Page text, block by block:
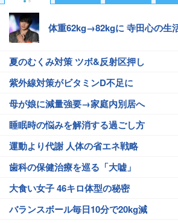
体重62kg→82kgに 寺田心の生
夏のむくみ対策 ツボ&反射区押し
紫外線対策がビタミンD不足に
母が娘に減量強要→家庭内別居へ
睡眠時の悩みを解消する過ごし方
運動より代謝 人体の省エネ戦略
歯科の保健治療を巡る「大嘘」
大食い女子 46キロ体型の秘密
バランスボール毎日10分で20kg減